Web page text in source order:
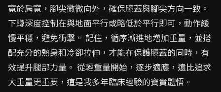
寬於肩寬，腳尖微微向外，確保膝蓋與腳尖方向一致。
下蹲深度控制在與地面平行或略低於平行即可，動作緩
慢平穩，避免衝擊。 記住，循序漸進地增加重量，並搭
配充分的熱身和冷卻拉伸，才能在保護膝蓋的同時，有
效提升腿部力量。 從輕重量開始，逐步適應，遠比追求
大重量更重要，這是我多年臨床經驗的寶貴體悟。